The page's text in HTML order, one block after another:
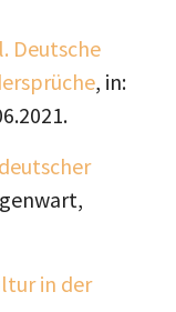
Deutsche
, in:
in der